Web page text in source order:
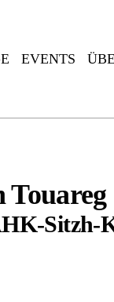
EVENTS
Touareg
Sitzh-